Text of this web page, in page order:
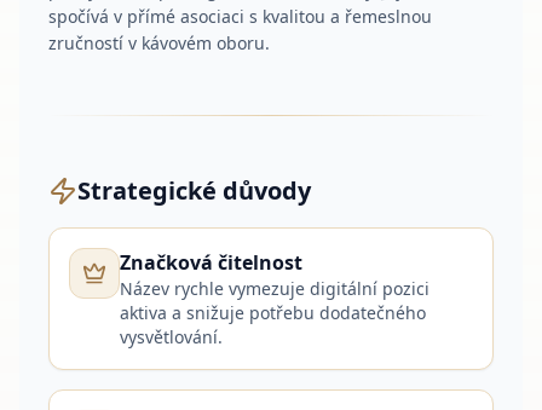
spočívá v přímé asociaci s kvalitou a řemeslnou
zručností v kávovém oboru.
Strategické důvody
Značková čitelnost
Název rychle vymezuje digitální pozici
aktiva a snižuje potřebu dodatečného
vysvětlování.